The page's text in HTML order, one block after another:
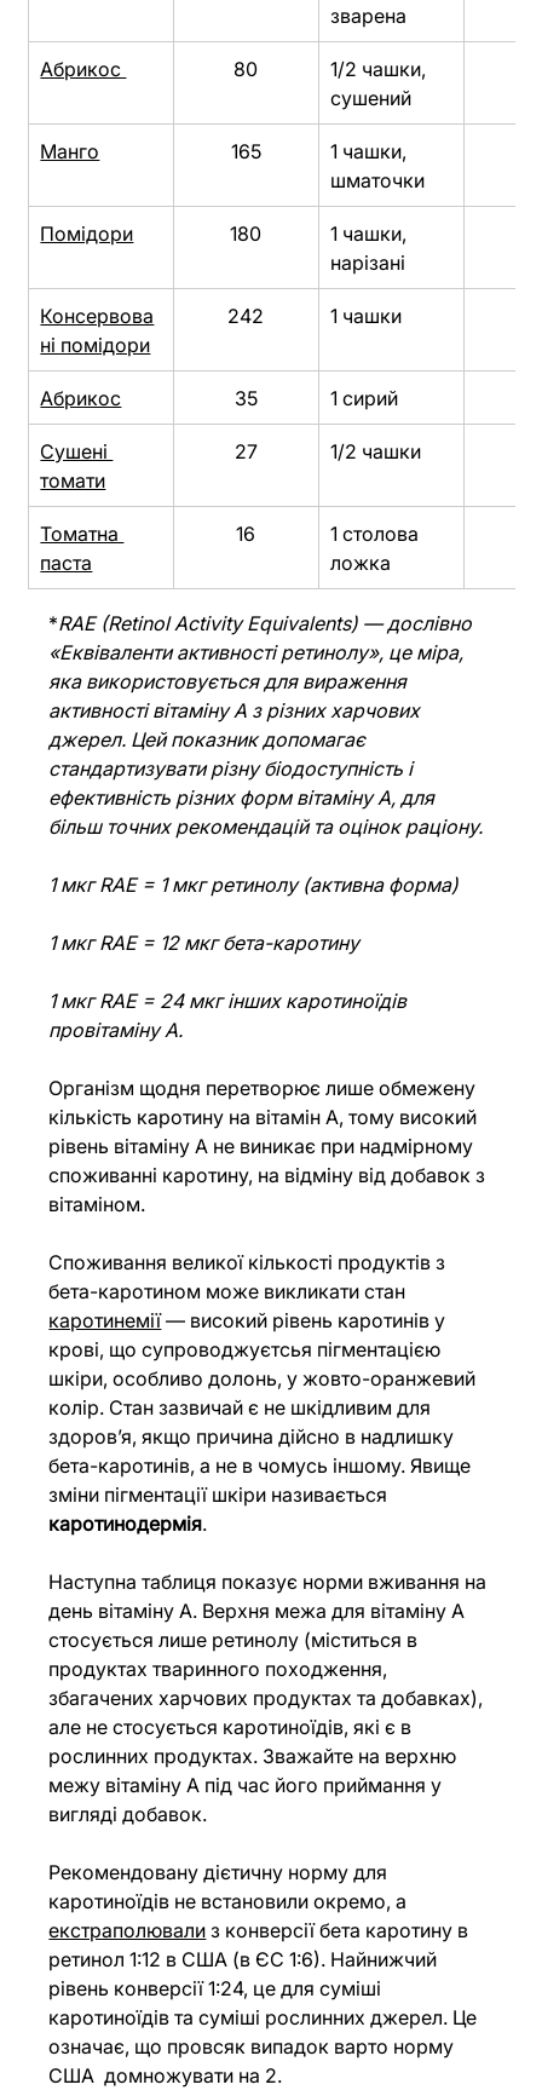
зварена
Абрикос 80
1/2 чашки,
сушений
Манго 165
1 чашки,
шматочки
Помідори 180
1 чашки,
нарізані
Консервова
ні помідори
242 1 чашки
Абрикос 35 1 сирий
Сушені
томати
27 1/2 чашки
Томатна
паста
16
1 столова
ложка
*RAE (Retinol Activity Equivalents) — дослівно
«Еквіваленти активності ретинолу», це міра,
яка використовується для вираження
активності вітаміну А з різних харчових
джерел. Цей показник допомагає
стандартизувати різну біодоступність і
ефективність різних форм вітаміну А, для
більш точних рекомендацій та оцінок раціону.
1 мкг RAE = 1 мкг ретинолу (активна форма)
1 мкг RAE = 12 мкг бета-каротину
1 мкг RAE = 24 мкг інших каротиноїдів
провітаміну А.
Організм щодня перетворює лише обмежену
кількість каротину на вітамін А, тому високий
рівень вітаміну А не виникає при надмірному
споживанні каротину, на відміну від добавок з
вітаміном.
Споживання великої кількості продуктів з
бета-каротином може викликати стан
каротинемії — високий рівень каротинів у
крові, що супроводжуєтсья пігментацією
шкіри, особливо долонь, у жовто-оранжевий
колір. Стан зазвичай є не шкідливим для
здоровʼя, якщо причина дійсно в надлишку
бета-каротинів, а не в чомусь іншому. Явище
зміни пігментації шкіри називається
каротинодермія.
Наступна таблиця показує норми вживання на
день вітаміну А. Верхня межа для вітаміну А
стосується лише ретинолу (міститься в
продуктах тваринного походження,
збагачених харчових продуктах та добавках),
але не стосується каротиноїдів, які є в
рослинних продуктах. Зважайте на верхню
межу вітаміну А під час його приймання у
вигляді добавок.
Рекомендовану дієтичну норму для
каротиноїдів не встановили окремо, а
екстраполювали з конверсії бета каротину в
ретинол 1:12 в США (в ЄС 1:6). Найнижчий
рівень конверсії 1:24, це для суміші
каротиноїдів та суміші рослинних джерел. Це
означає, що провсяк випадок варто норму
США  домножувати на 2.